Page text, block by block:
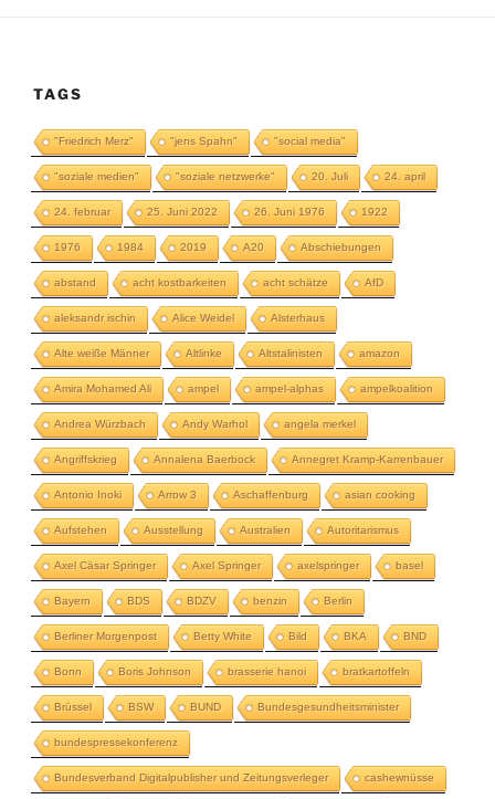
TAGS
"Friedrich Merz" "jens Spahn" "social media"
"soziale medien" "soziale netzwerke" 20. Juli 24. april
24. februar 25. Juni 2022 26. Juni 1976 1922
1976 1984 2019 A20 Abschiebungen
abstand acht kostbarkeiten acht schätze AfD
aleksandr ischin Alice Weidel Alsterhaus
Alte weiße Männer Altlinke Altstalinisten amazon
Amira Mohamed Ali ampel ampel-alphas ampelkoalition
Andrea Würzbach Andy Warhol angela merkel
Angriffskrieg Annalena Baerbock Annegret Kramp-Karrenbauer
Antonio Inoki Arrow 3 Aschaffenburg asian cooking
Aufstehen Ausstellung Australien Autoritarismus
Axel Cäsar Springer Axel Springer axelspringer basel
Bayern BDS BDZV benzin Berlin
Berliner Morgenpost Betty White Bild BKA BND
Bonn Boris Johnson brasserie hanoi bratkartoffeln
Brüssel BSW BUND Bundesgesundheitsminister
bundespressekonferenz
Bundesverband Digitalpublisher und Zeitungsverleger cashewnüsse